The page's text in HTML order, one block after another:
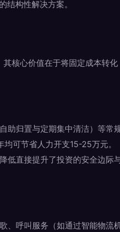
构性解决方案。
其核心价值在于将固定成本转化
助归置与定期集中清洁）等常
可节省人力开支15-25万元。
低直接提升了投资的安全边际
、呼叫服务（如通过智能物流